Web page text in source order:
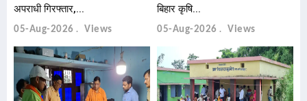
अपराधी गिरफ्तार,...
05-Aug-2026 Views
बिहार कृषि...
05-Aug-2026 Views